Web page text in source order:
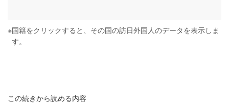
※国籍をクリックすると、その国の訪日外国人のデータを表示しま
す。
この続きから読める内容